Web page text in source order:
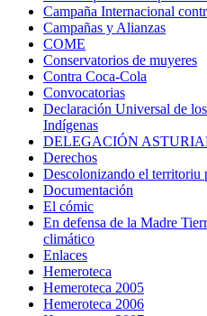
Campaña Internacional
Campañas y Alianzas
COME
Conservatorios de muyeres
Contra Coca-Cola
Convocatorias
Declaración Universal de
Indígenas
DELEGACIÓN
Derechos
Descolonizando el territoriu
Documentación
El cómic
En defensa de la Madre
climático
Enlaces
Hemeroteca
Hemeroteca 2005
Hemeroteca 2006